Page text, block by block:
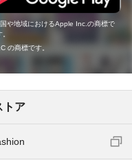
や地域におけるApple Inc.の商標で
の商標です。
トア